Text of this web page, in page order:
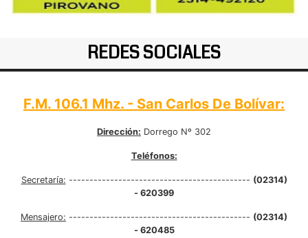
REDES SOCIALES
F.M. 106.1 Mhz. - San Carlos De Bolívar:
Dirección: Dorrego Nº 302
Teléfonos:
Secretaría: -------------------------------------------- (02314)
- 620399
Mensajero: -------------------------------------------- (02314)
- 620485